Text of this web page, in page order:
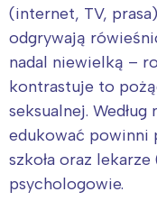
(internet, TV,
odgrywają
nadal niewielką –
kontrastuje to
seksualnej.
edukować powinni
szkoła oraz
psychologowie.